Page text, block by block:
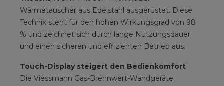
Wärmetauscher aus Edelstahl ausgerüstet. Diese
Technik steht für den hohen Wirkungsgrad von 98
% und zeichnet sich durch lange Nutzungsdauer
und einen sicheren und effizienten Betrieb aus.
Touch-Display steigert den Bedienkomfort
Die Viessmann Gas-Brennwert-Wandgeräte